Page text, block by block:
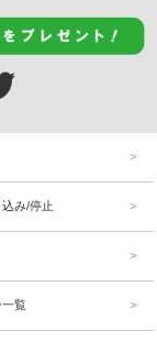
込み/停止
覧